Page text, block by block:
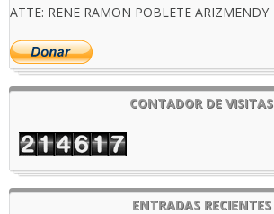
ATTE: RENE RAMON POBLETE ARIZMENDY
CONTADOR DE VISITAS
ENTRADAS RECIENTES